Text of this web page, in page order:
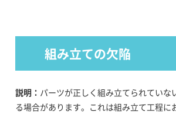
組み立ての欠陥
説明： パーツが正しく組み立てられていな
る場合があります。これは組み立て工程に